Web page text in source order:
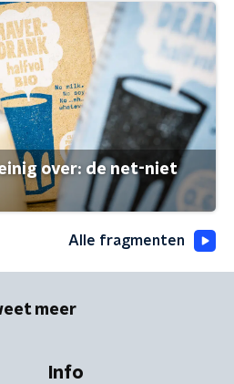
over: de net-niet
Alle fragmenten
meer
Info